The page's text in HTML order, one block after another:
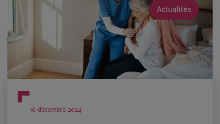
Actualités
16 décembre 2024